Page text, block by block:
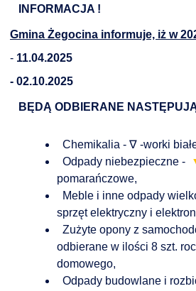
INFORMACJA !
Gmina Żegocina informuje, iż w
- 11.04.2025
- 02.10.2025
BĘDĄ ODBIERANE
Chemikalia - ∇ -worki
Odpady niebezpieczne -
pomarańczowe,
Meble i inne odpady
sprzęt elektryczny i
Zużyte opony z
odbierane w ilości 8 szt.
domowego,
Odpady budowlane i